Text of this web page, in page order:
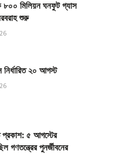
৮০০ মিলিয়ন ঘনফুট গ্যাস
শুরু
নির্ধারিত ২০ আগস্ট
প্রকাশ: ৫ আগস্টের
গণতন্ত্রের পুনর্জীবনের